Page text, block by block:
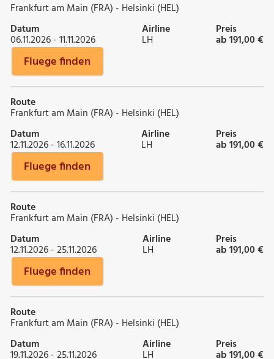
Frankfurt am Main (FRA) - Helsinki (HEL)
Datum
06.11.2026 - 11.11.2026
Airline
LH
Preis
ab 191,00 €
Fluege finden
Route
Frankfurt am Main (FRA) - Helsinki (HEL)
Datum
12.11.2026 - 16.11.2026
Airline
LH
Preis
ab 191,00 €
Fluege finden
Route
Frankfurt am Main (FRA) - Helsinki (HEL)
Datum
12.11.2026 - 25.11.2026
Airline
LH
Preis
ab 191,00 €
Fluege finden
Route
Frankfurt am Main (FRA) - Helsinki (HEL)
Datum
19.11.2026 - 25.11.2026
Airline
LH
Preis
ab 191,00 €